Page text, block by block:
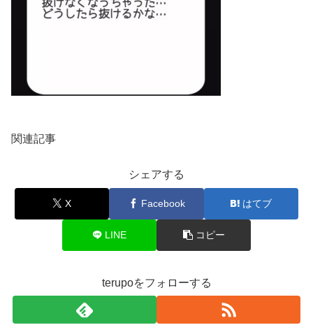
関連記事
シェアする
X Facebook はてブ
LINE コピー
terupoをフォローする